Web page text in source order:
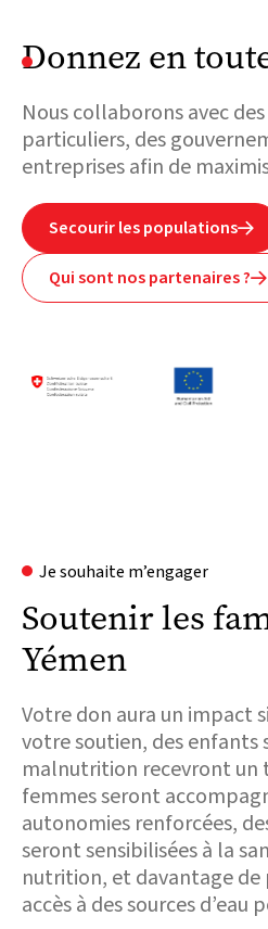
Donnez en
Nous collaborons avec
particuliers, des
entreprises afin de
Secourir les populations
Qui sont nos partenaires ?
Je souhaite m’engager
Soutenir les
Yémen
Votre don aura un impact
votre soutien, des enfants
malnutrition recevront un
femmes seront
autonomies renforcées,
seront sensibilisées à la
nutrition, et davantage de
accès à des sources d’eau